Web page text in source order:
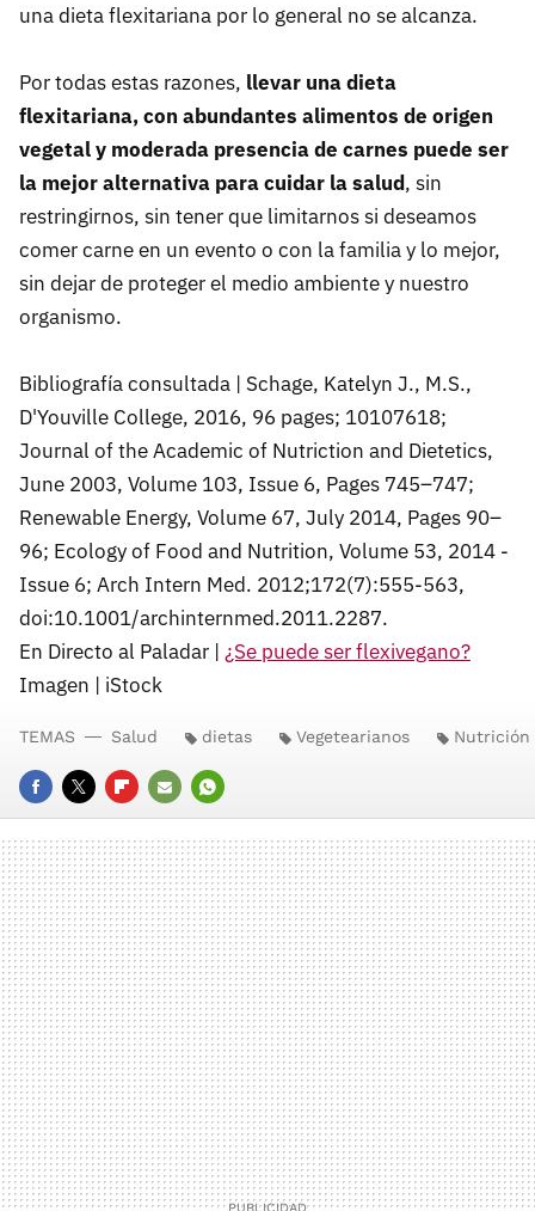
una dieta flexitariana por lo general no se alcanza.
Por todas estas razones, llevar una dieta
flexitariana, con abundantes alimentos de origen
vegetal y moderada presencia de carnes puede ser
la mejor alternativa para cuidar la salud, sin
restringirnos, sin tener que limitarnos si deseamos
comer carne en un evento o con la familia y lo mejor,
sin dejar de proteger el medio ambiente y nuestro
organismo.
Bibliografía consultada | Schage, Katelyn J., M.S.,
D'Youville College, 2016, 96 pages; 10107618;
Journal of the Academic of Nutriction and Dietetics,
June 2003, Volume 103, Issue 6, Pages 745–747;
Renewable Energy, Volume 67, July 2014, Pages 90–
96; Ecology of Food and Nutrition, Volume 53, 2014 -
Issue 6; Arch Intern Med. 2012;172(7):555-563,
doi:10.1001/archinternmed.2011.2287.
En Directo al Paladar | ¿Se puede ser flexivegano?
Imagen | iStock
FACEBOOK
TWITTERFLIPBOARD
E-
MAIL
WHATSAPP
TEMAS Salud dietas Vegetearianos Nutrición